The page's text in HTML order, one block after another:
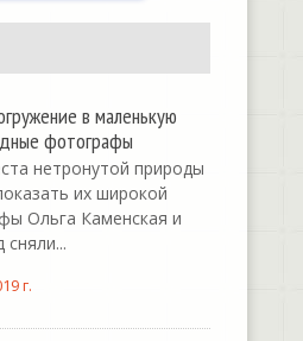
в маленькую
фотографы
нетронутой природы
их широкой
Ольга Каменская и
г.